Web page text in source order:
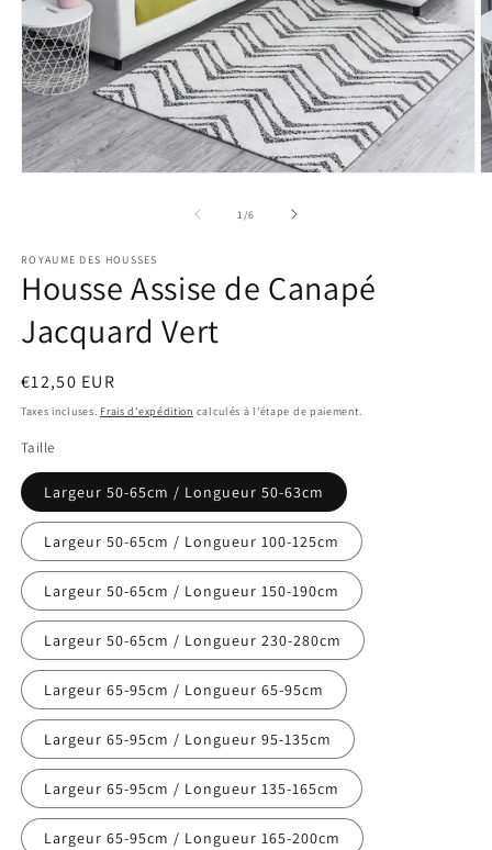
une
fenêtre
modale
1/de
6
ROYAUME DES HOUSSES
Housse Assise de Canapé
Jacquard Vert
Prix
habituel
€12,50 EUR
Taxes incluses. Frais d'expédition calculés à l'étape de paiement.
Taille
Largeur 50-65cm / Longueur 50-63cm
Largeur 50-65cm / Longueur 100-125cm
Largeur 50-65cm / Longueur 150-190cm
Largeur 50-65cm / Longueur 230-280cm
Largeur 65-95cm / Longueur 65-95cm
Largeur 65-95cm / Longueur 95-135cm
Largeur 65-95cm / Longueur 135-165cm
Largeur 65-95cm / Longueur 165-200cm